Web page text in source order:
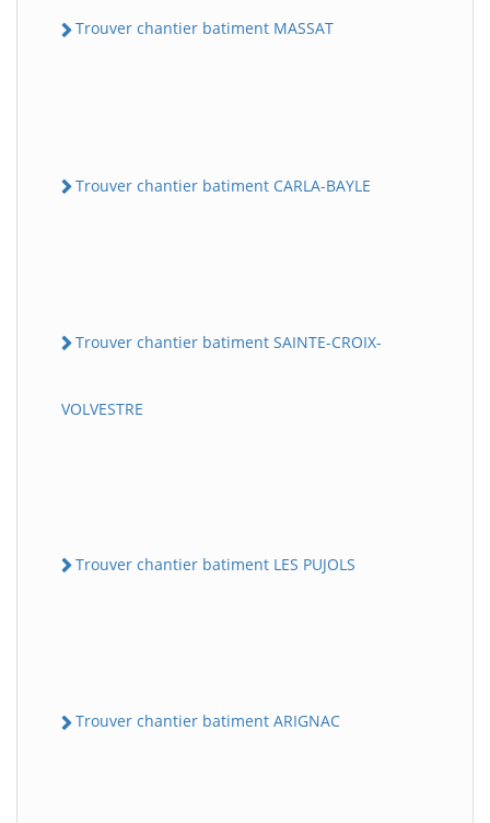
Trouver chantier batiment MASSAT
Trouver chantier batiment CARLA-BAYLE
Trouver chantier batiment SAINTE-CROIX-
VOLVESTRE
Trouver chantier batiment LES PUJOLS
Trouver chantier batiment ARIGNAC